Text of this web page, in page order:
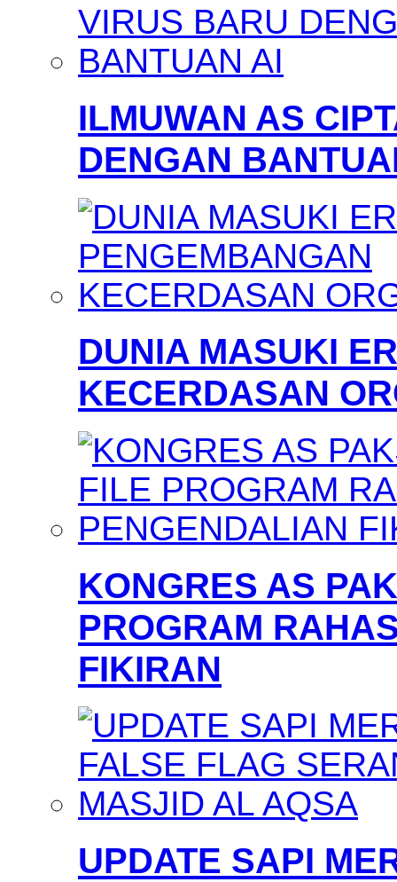
ILMUWAN AS
DENGAN
DUNIA MASUKI
KECERDASAN
KONGRES AS
PROGRAM
FIKIRAN
UPDATE SAPI